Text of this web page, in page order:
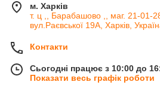
м. Харків
т. ц ,, Барабашово ,, маг. 21-01-
вул.Раєвської 19А, Харків,
Контакти
Сьогодні працює з 10:00 до
Показати весь графік роботи